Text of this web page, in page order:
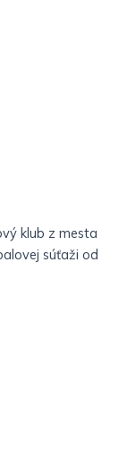
klub z mesta
súťaži od